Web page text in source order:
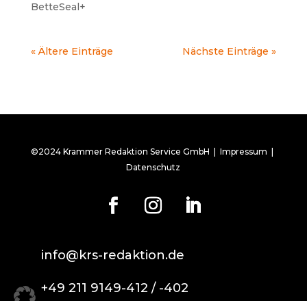
BetteSeal+
« Ältere Einträge Nächste Einträge »
©2024 Krammer Redaktion Service GmbH |Impressum
Datenschutz
info@krs-redaktion.de
+49 211 9149-412 / -402